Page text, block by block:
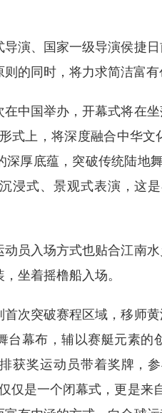
导演、国家一级导演侯捷
的同时，将力求简洁富
在中国举办，开幕式将在
式上，将深度融合中华
深厚底蕴，突破传统陆地
浸式、景观式表演，这
动员入场方式也贴合江南
坐着摇橹船入场。
首次突破赛程区域，移师
台幕布，辅以赛艇元素的
获奖运动员带着奖牌，
仅是一个闭幕式，更是来